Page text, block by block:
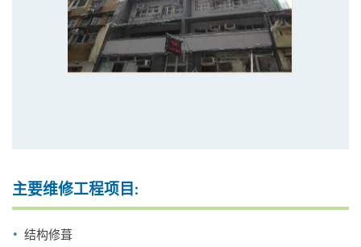
主要维修工程项目:
结构修葺